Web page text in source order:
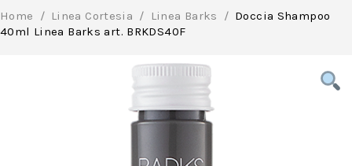
Home / Linea Cortesia / Linea Barks / Doccia Shampoo
40ml Linea Barks art. BRKDS40F